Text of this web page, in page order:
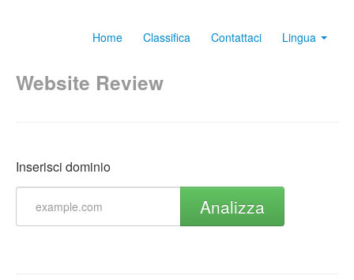
Home Classifica Contattaci Lingua
Website Review
Inserisci dominio
Analizza